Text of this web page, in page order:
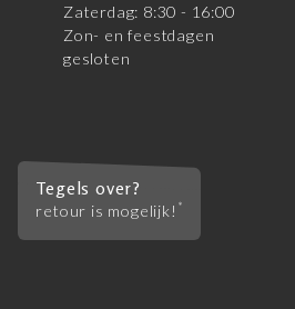
Zaterdag: 8:30 - 16:00
Zon- en feestdagen
gesloten
Tegels over?
retour is mogelijk! *